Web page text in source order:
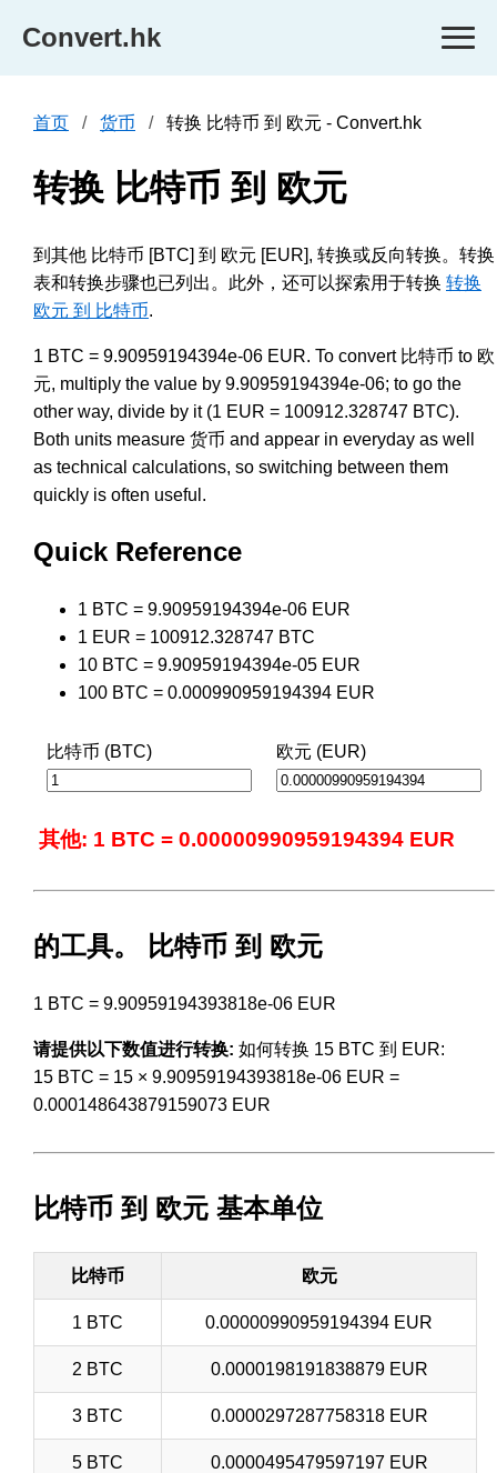
Convert.hk
首页 货币 转换 比特币 到 欧元 - Convert.hk
转换 比特币 到 欧元
到其他 比特币 [BTC] 到 欧元 [EUR], 转换或反向转换。转换
表和转换步骤也已列出。此外，还可以探索用于转换 转换
欧元 到 比特币.
1 BTC = 9.90959194394e-06 EUR. To convert 比特币 to 欧
元, multiply the value by 9.90959194394e-06; to go the
other way, divide by it (1 EUR = 100912.328747 BTC).
Both units measure 货币 and appear in everyday as well
as technical calculations, so switching between them
quickly is often useful.
Quick Reference
1 BTC = 9.90959194394e-06 EUR
1 EUR = 100912.328747 BTC
10 BTC = 9.90959194394e-05 EUR
100 BTC = 0.000990959194394 EUR
比特币 (BTC) 欧元 (EUR)
其他: 1 BTC = 0.00000990959194394 EUR
的工具。 比特币 到 欧元
1 BTC = 9.90959194393818e-06 EUR
请提供以下数值进行转换: 如何转换 15 BTC 到 EUR:
15 BTC = 15 × 9.90959194393818e-06 EUR =
0.000148643879159073 EUR
比特币 到 欧元 基本单位
比特币 欧元
1 BTC 0.00000990959194394 EUR
2 BTC 0.0000198191838879 EUR
3 BTC 0.0000297287758318 EUR
5 BTC 0.0000495479597197 EUR